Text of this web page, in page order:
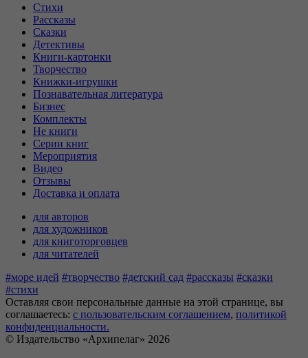
Стихи
Рассказы
Сказки
Детективы
Книги-картонки
Творчество
Книжки-игрушки
Познавательная литература
Бизнес
Комплекты
Не книги
Серии книг
Мероприятия
Видео
Отзывы
Доставка и оплата
для авторов
для художников
для книготорговцев
для читателей
#море идей #творчество #детский сад #рассказы #сказки
#стихи
Оставляя свои персональные данные на этой странице, вы
соглашаетесь: c пользовательским соглашением, политикой
конфиденциальности.
© Издательство «Архипелаг» 2026